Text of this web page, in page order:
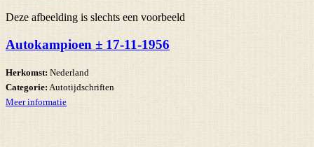
Deze afbeelding is slechts een voorbeeld
Autokampioen ± 17-11-1956
Herkomst: Nederland
Categorie: Autotijdschriften
Meer informatie